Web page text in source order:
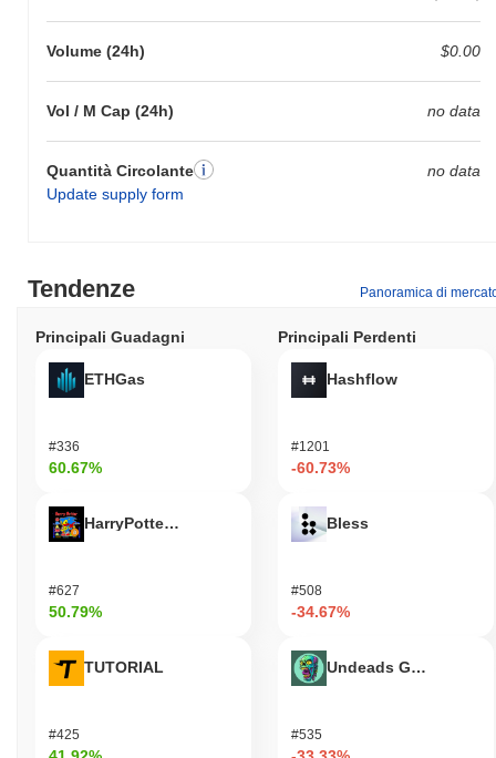
Volume (24h) $0.00
Vol / M Cap (24h) no data
Quantità Circolante
Update supply form
no data
Tendenze Panoramica di
Principali Guadagni
ETHGas
#336
60.67%
HarryPotterObamaSonic10Inu (ETH)
#627
50.79%
TUTORIAL
#425
Principali Perdenti
Hashflow
#1201
-60.73%
Bless
#508
-34.67%
Undeads Games
#535